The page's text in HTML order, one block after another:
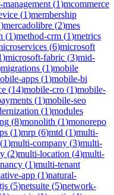
management (1)mcommerce
(1)membership
)mercadolibre (2)mes
(1)method-crm (1)metrics
(6)microsoft
)microsoft-fabric (3)mid-
migrations (1)mobile
apps (1)mobile-bi
(14)mobile-cro (1)mobile-
(1)mobile-seo
(1)modules
(8)monolith (1)monorepo
(1)mrp (6)mtd (1)multi-
(1)multi-company (3)multi-
(2)multi-location (4)multi-
(1)multi-tenant
app (1)natural-
(5)netsuite (5)network-